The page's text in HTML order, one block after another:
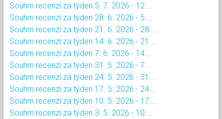
Souhrn recenzí za týden 5. 7. 2026 - 12....
Souhrn recenzí za týden 28. 6. 2026 - 5....
Souhrn recenzí za týden 21. 6. 2026 - 28....
Souhrn recenzí za týden 14. 6. 2026 - 21....
Souhrn recenzí za týden 7. 6. 2026 - 14....
Souhrn recenzí za týden 31. 5. 2026 - 7....
Souhrn recenzí za týden 24. 5. 2026 - 31....
Souhrn recenzí za týden 17. 5. 2026 - 24....
Souhrn recenzí za týden 10. 5. 2026 - 17....
Souhrn recenzí za týden 3. 5. 2026 - 10....